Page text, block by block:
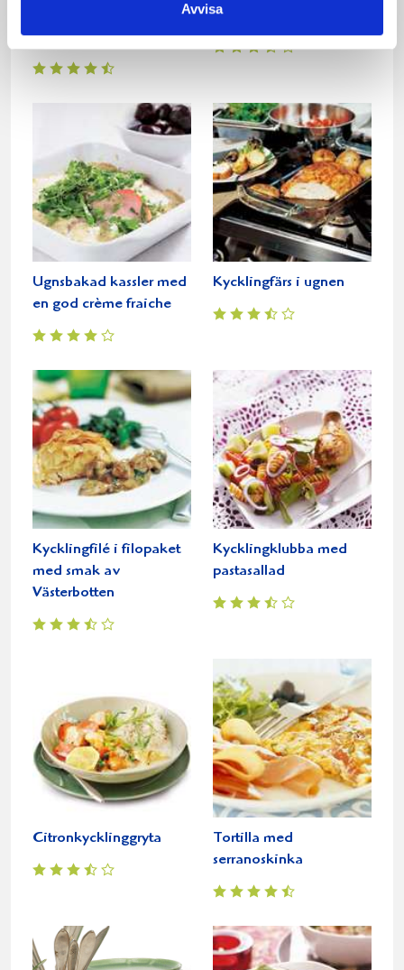
Avvisa
kyckling
Pizzabullar
Ugnsbakad kassler med
en god crème fraiche
Kycklingfärs i ugnen
Kycklingfilé i filopaket
med smak av
Västerbotten
Kycklingklubba med
pastasallad
Citronkycklinggryta
Tortilla med
serranoskinka